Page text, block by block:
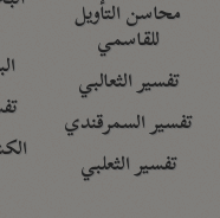
محاسن التأويل
للقاسمي
تفسير الثعالبي
تفسير السمرقندي
تفسير الثعلبي